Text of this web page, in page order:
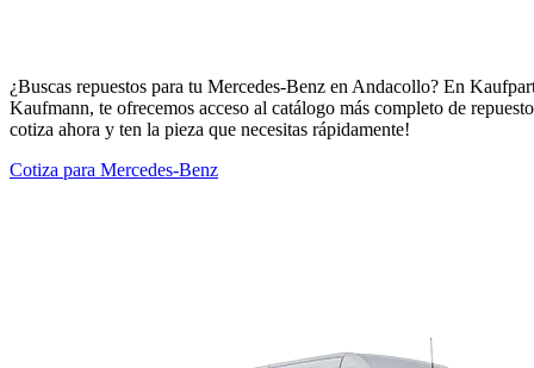
¿Buscas repuestos para tu Mercedes-Benz en Andacollo? En
Kaufmann, te ofrecemos acceso al catálogo más completo de
cotiza ahora y ten la pieza que necesitas rápidamente!
Cotiza para Mercedes-Benz